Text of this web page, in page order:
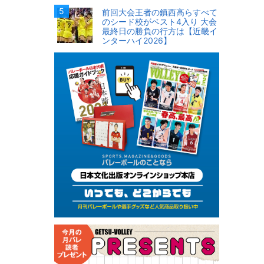
前回大会王者の鎮西高らすべて
のシード校がベスト4入り 大会
最終日の勝負の行方は【近畿イ
ンターハイ2026】